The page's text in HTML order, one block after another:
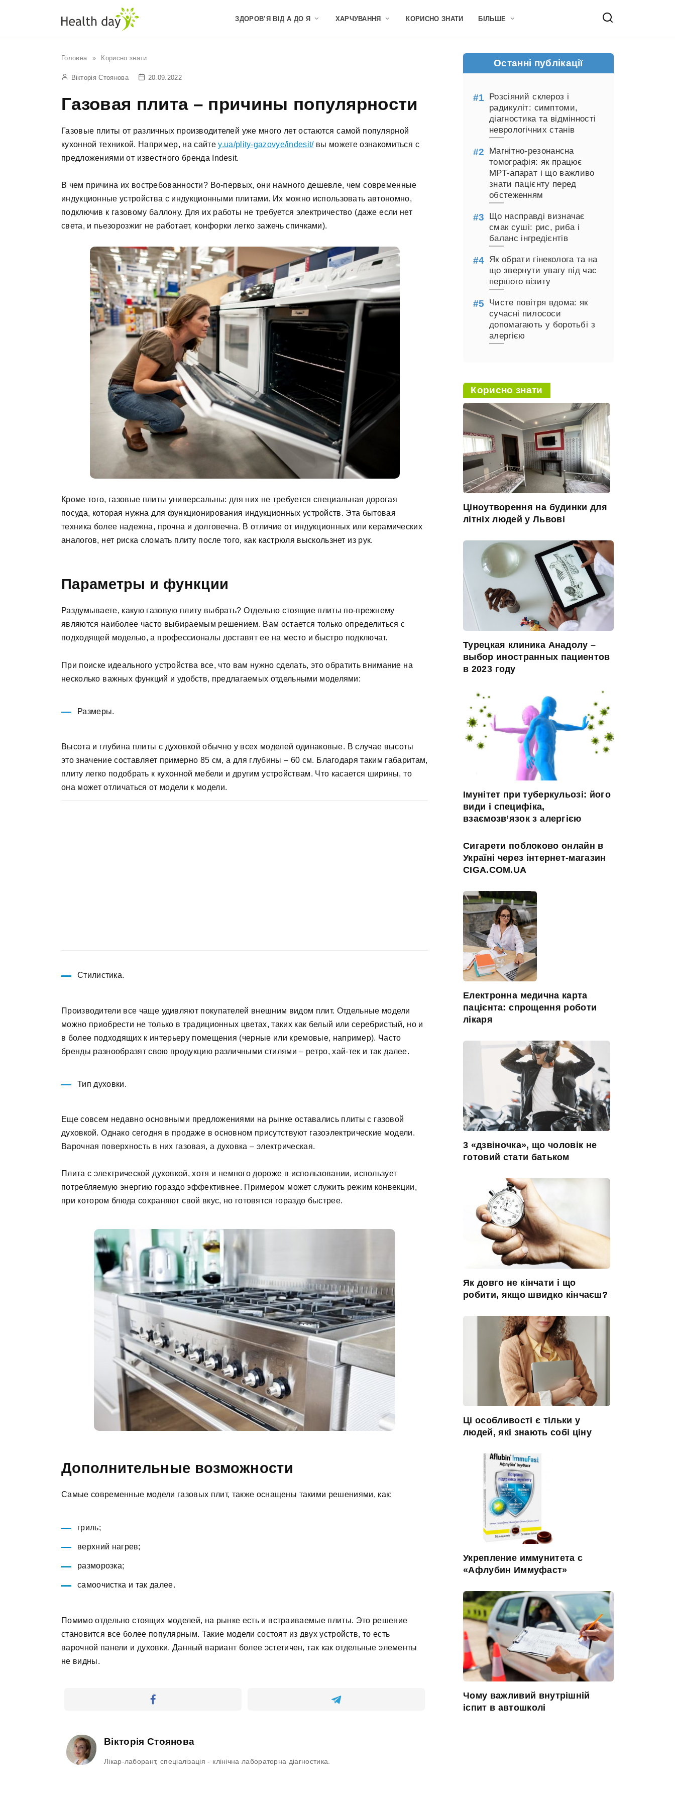
ЗДОРОВ’Я ВІД А ДО Я ХАРЧУВАННЯ КОРИСНО ЗНАТИ БІЛЬШЕ
Головна » Корисно знати
Вікторія Стоянова 20.09.2022
Газовая плита – причины популярности
Газовые плиты от различных производителей уже много лет остаются самой популярной
кухонной техникой. Например, на сайтеy.ua/plity-gazovye/indesit/вы можете ознакомиться с
предложениями от известного бренда Indesit.
В чем причина их востребованности? Во-первых, они намного дешевле, чем современные
индукционные устройства с индукционными плитами. Их можно использовать автономно,
подключив к газовому баллону. Для их работы не требуется электричество (даже если нет
света, и пьезорозжиг не работает, конфорки легко зажечь спичками).
Кроме того, газовые плиты универсальны: для них не требуется специальная дорогая
посуда, которая нужна для функционирования индукционных устройств. Эта бытовая
техника более надежна, прочна и долговечна. В отличие от индукционных или керамических
аналогов, нет риска сломать плиту после того, как кастрюля выскользнет из рук.
Параметры и функции
Раздумываете, какую газовую плиту выбрать? Отдельно стоящие плиты по-прежнему
являются наиболее часто выбираемым решением. Вам остается только определиться с
подходящей моделью, а профессионалы доставят ее на место и быстро подключат.
При поиске идеального устройства все, что вам нужно сделать, это обратить внимание на
несколько важных функций и удобств, предлагаемых отдельными моделями:
Размеры.
Высота и глубина плиты с духовкой обычно у всех моделей одинаковые. В случае высоты
это значение составляет примерно 85 см, а для глубины – 60 см. Благодаря таким габаритам,
плиту легко подобрать к кухонной мебели и другим устройствам. Что касается ширины, то
она может отличаться от модели к модели.
Стилистика.
Производители все чаще удивляют покупателей внешним видом плит. Отдельные модели
можно приобрести не только в традиционных цветах, таких как белый или серебристый, но и
в более подходящих к интерьеру помещения (черные или кремовые, например). Часто
бренды разнообразят свою продукцию различными стилями – ретро, хай-тек и так далее.
Тип духовки.
Еще совсем недавно основными предложениями на рынке оставались плиты с газовой
духовкой. Однако сегодня в продаже в основном присутствуют газоэлектрические модели.
Варочная поверхность в них газовая, а духовка – электрическая.
Плита с электрической духовкой, хотя и немного дороже в использовании, использует
потребляемую энергию гораздо эффективнее. Примером может служить режим конвекции,
при котором блюда сохраняют свой вкус, но готовятся гораздо быстрее.
Дополнительные возможности
Самые современные модели газовых плит, также оснащены такими решениями, как:
гриль;
верхний нагрев;
разморозка;
самоочистка и так далее.
Помимо отдельно стоящих моделей, на рынке есть и встраиваемые плиты. Это решение
становится все более популярным. Такие модели состоят из двух устройств, то есть
варочной панели и духовки. Данный вариант более эстетичен, так как отдельные элементы
не видны.
Вікторія Стоянова
Лікар-лаборант, спеціалізація - клінічна лабораторна діагностика.
Останні публікації
Розсіяний склероз і
радикуліт: симптоми,
діагностика та відмінності
неврологічних станів
Магнітно-резонансна
томографія: як працює
МРТ-апарат і що важливо
знати пацієнту перед
обстеженням
Що насправді визначає
смак суші: рис, риба і
баланс інгредієнтів
Як обрати гінеколога та на
що звернути увагу під час
першого візиту
Чисте повітря вдома: як
сучасні пилососи
допомагають у боротьбі з
алергією
Корисно знати
Ціноутворення на будинки для
літніх людей у Львові
Турецкая клиника Анадолу –
выбор иностранных пациентов
в 2023 году
Імунітет при туберкульозі: його
види і специфіка,
взаємозв’язок з алергією
Сигарети поблоково онлайн в
Україні через інтернет-магазин
CIGA.COM.UA
Електронна медична карта
пацієнта: спрощення роботи
лікаря
3 «дзвіночка», що чоловік не
готовий стати батьком
Як довго не кінчати і що
робити, якщо швидко кінчаєш?
Ці особливості є тільки у
людей, які знають собі ціну
Укрепление иммунитета с
«Афлубин Иммуфаст»
Чому важливий внутрішній
іспит в автошколі